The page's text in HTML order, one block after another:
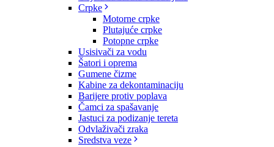
Crpke
Motorne crpke
Plutajuće crpke
Potopne crpke
Usisivači za vodu
Šatori i oprema
Gumene čizme
Kabine za dekontaminaciju
Barijere protiv poplava
Čamci za spašavanje
Jastuci za podizanje tereta
Odvlaživači zraka
Sredstva veze